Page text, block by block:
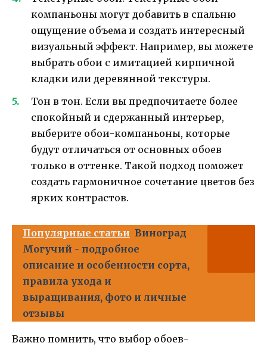
компаньоны могут добавить в спальню
ощущение объема и создать интересный
визуальный эффект. Например, вы можете
выбрать обои с имитацией кирпичной
кладки или деревянной текстуры.
Тон в тон. Если вы предпочитаете более
спокойный и сдержанный интерьер,
выберите обои-компаньоны, которые
будут отличаться от основных обоев
только в оттенке. Такой подход поможет
создать гармоничное сочетание цветов без
ярких контрастов.
Популярные статьи Виноград
Могучий - подробное
описание и особенности сорта,
правила ухода и
выращивания, фото и личные
отзывы
Важно помнить, что выбор обоев-